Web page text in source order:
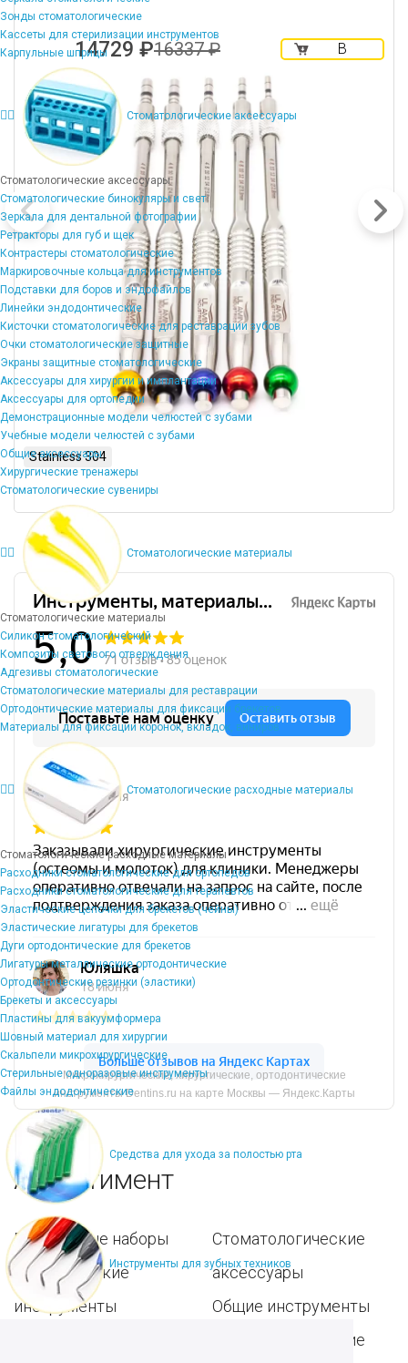
Зонды стоматологические
Кассеты для стерилизации инструментов
Карпульные шприцы
Стоматологические аксессуары
Стоматологические аксессуары
Стоматологические бинокуляры и свет
Зеркала для дентальной фотографии
Ретракторы для губ и щек
Контрастеры стоматологические
Маркировочные кольца для инструментов
Подставки для боров и эндофайлов
Линейки эндодонтические
Кисточки стоматологические для реставрации зубов
Очки стоматологические защитные
Экраны защитные стоматологические
Аксессуары для хирургии и имплантации
Аксессуары для ортопедии
Демонстрационные модели челюстей с зубами
Учебные модели челюстей с зубами
Общие аксессуары
Хирургические тренажеры
Стоматологические сувениры
Стоматологические материалы
Стоматологические материалы
Силикон стоматологический
Композиты светового отверждения
Адгезивы стоматологические
Стоматологические материалы для реставрации
Ортодонтические материалы для фиксации брекетов
Материалы для фиксации коронок, вкладок, виниров
Стоматологические расходные материалы
Стоматологические расходные материалы
Расходники стоматологические для ортопедов
Расходники стоматологические для терапевтов
Эластические цепочки для брекетов (чейны)
Эластические лигатуры для брекетов
Дуги ортодонтические для брекетов
Лигатуры металлические ортодонтические
Ортодонтические резинки (эластики)
Брекеты и аксессуары
Пластины для вакуумформера
Шовный материал для хирургии
Скальпели микрохирургические
Стерильные одноразовые инструменты
Файлы эндодонтические
Средства для ухода за полостью рта
Инструменты для зубных техников
16337 ₽
14729 ₽
В
Stainless 304
Микрохирургические, хирургические, ортодонтические
инструменты Dentins.ru на карте Москвы — Яндекс.Карты
Ассортимент
Популярные наборы
Хирургические
инструменты
Стоматологические
аксессуары
Общие инструменты
Стоматологические